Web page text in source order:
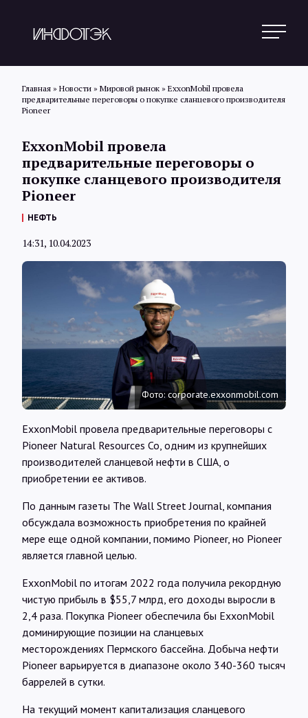
Новости
Обзоры
Интервью
Карты
О нас
@Infotek_Russia
Главная » Новости » Мировой рынок » ExxonMobil провела
предварительные переговоры о покупке сланцевого производителя
Pioneer
ExxonMobil провела
предварительные переговоры о
покупке сланцевого производителя
Pioneer
НЕФТЬ
14:31, 10.04.2023
Фото: corporate.exxonmobil.com
ExxonMobil провела предварительные переговоры с
Pioneer Natural Resources Co, одним из крупнейших
производителей сланцевой нефти в США, о
приобретении ее активов.
По данным газеты The Wall Street Journal, компания
обсуждала возможность приобретения по крайней
мере еще одной компании, помимо Pioneer, но Pioneer
является главной целью.
ExxonMobil по итогам 2022 года получила рекордную
чистую прибыль в $55,7 млрд, его доходы выросли в
2,4 раза. Покупка Pioneer обеспечила бы ExxonMobil
доминирующие позиции на сланцевых
месторождениях Пермского бассейна. Добыча нефти
Pioneer варьируется в диапазоне около 340-360 тысяч
баррелей в сутки.
На текущий момент капитализация сланцевого